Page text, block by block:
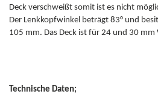
Deck verschweißt somit ist es nicht
Der Lenkkopfwinkel beträgt 83° und
105 mm. Das Deck ist für 24 und 30 mm
Technische Daten;